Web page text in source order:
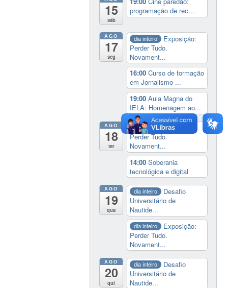
15
sáb
programação de rec...
AGO
17
seg
dia inteiro
Exposição:
Perder Tudo.
Novament...
16:00Curso de formação
em Jornalismo ...
19:00Aula Magna do
IELA: Homenagem ao...
AGO
18
ter
dia inteiro
Exposição:
Perder Tudo.
Novament...
14:00Soberania
tecnológica e digital
AGO
19
qua
dia inteiro
Desafio
Universitário de
Nautide...
dia inteiro
Exposição:
Perder Tudo.
Novament...
AGO
20
qui
dia inteiro
Desafio
Universitário de
Nautide...